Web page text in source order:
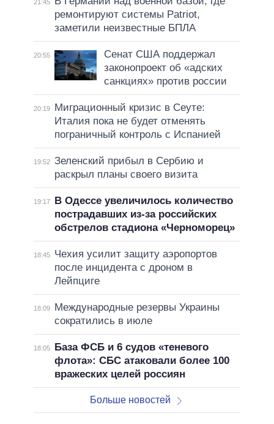
21:45
ремонтируют системы Patriot,
заметили неизвестные БПЛА
20:55
Сенат США поддержал
законопроект об «адских
санкциях» против россии
20:19
Миграционный кризис в Сеуте:
Италия пока не будет отменять
пограничный контроль с Испанией
19:52 Зеленский прибыл в Сербию и
раскрыл планы своего визита
19:17
В Одессе увеличилось количество
пострадавших из-за российских
обстрелов стадиона «Черноморец»
18:45
Чехия усилит защиту аэропортов
после инцидента с дроном в
Лейпциге
18:09
Международные резервы Украины
сократились в июле
18:05
База ФСБ и 6 судов «теневого
флота»: СБС атаковали более 100
вражеских целей россиян
Больше новостей